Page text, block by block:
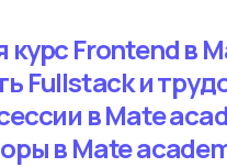
курс Frontend в
Fullstack и
в Mate
в Mate